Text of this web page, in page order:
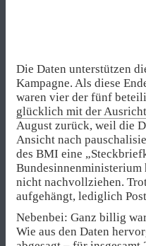
Die Daten unterstützen
Kampagne. Als diese
waren vier der fünf
glücklich mit der
August zurück, weil die
Ansicht nach
des BMI eine
nicht nachvollziehen.
aufgehängt, lediglich
Nebenbei: Ganz billig
Wie aus den Daten